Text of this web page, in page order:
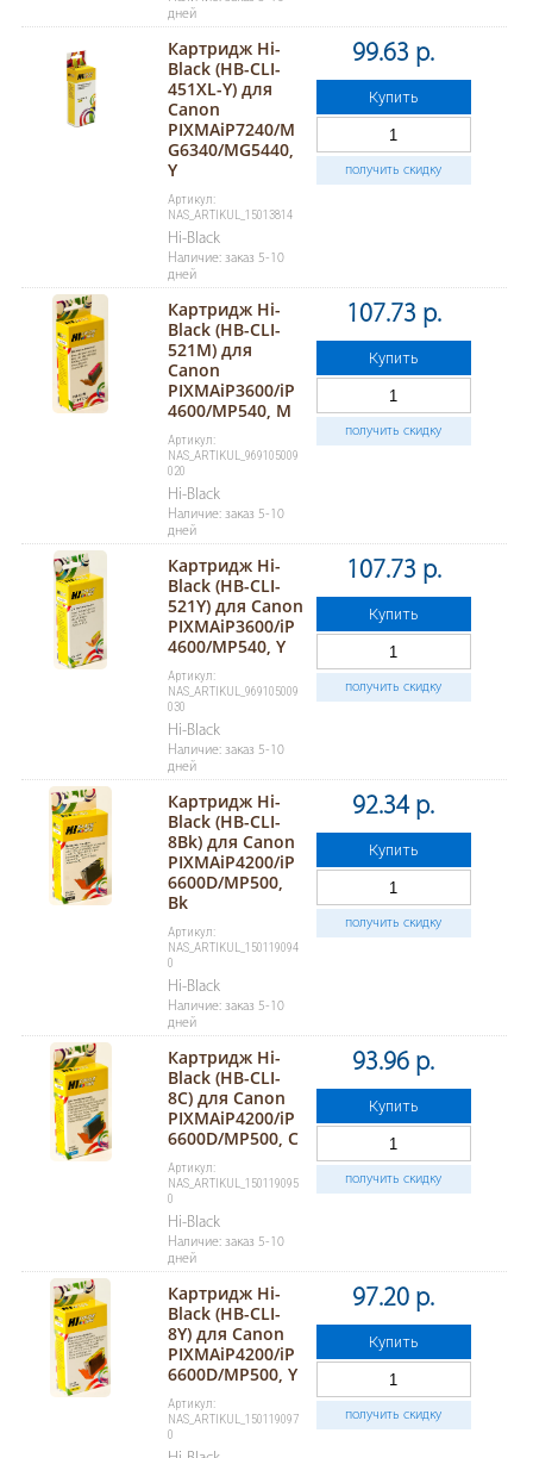
дней
Картридж Hi-
Black (HB-CLI-
451XL-Y) для
Canon
PIXMAiP7240/M
G6340/MG5440,
Y
Артикул:
NAS_ARTIKUL_15013814
Hi-Black
Наличие: заказ 5-10
дней
99.63 р.
Купить
получить скидку
Картридж Hi-
Black (HB-CLI-
521M) для
Canon
PIXMAiP3600/iP
4600/MP540, M
Артикул:
NAS_ARTIKUL_969105009
020
Hi-Black
Наличие: заказ 5-10
дней
107.73 р.
Купить
получить скидку
Картридж Hi-
Black (HB-CLI-
521Y) для Canon
PIXMAiP3600/iP
4600/MP540, Y
Артикул:
NAS_ARTIKUL_969105009
030
Hi-Black
Наличие: заказ 5-10
дней
107.73 р.
Купить
получить скидку
Картридж Hi-
Black (HB-CLI-
8Bk) для Canon
PIXMAiP4200/iP
6600D/MP500,
Bk
Артикул:
NAS_ARTIKUL_150119094
0
Hi-Black
Наличие: заказ 5-10
дней
92.34 р.
Купить
получить скидку
Картридж Hi-
Black (HB-CLI-
8C) для Canon
PIXMAiP4200/iP
6600D/MP500, C
Артикул:
NAS_ARTIKUL_150119095
0
Hi-Black
Наличие: заказ 5-10
дней
93.96 р.
Купить
получить скидку
Картридж Hi-
Black (HB-CLI-
8Y) для Canon
PIXMAiP4200/iP
6600D/MP500, Y
Артикул:
NAS_ARTIKUL_150119097
0
97.20 р.
Купить
получить скидку